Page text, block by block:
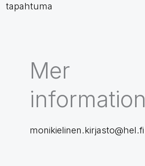
tapahtuma
Mer
information
monikielinen.kirjasto@hel.fi